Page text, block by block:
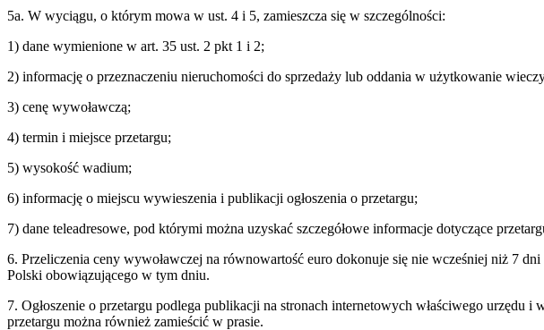
5a. W wyciągu, o którym mowa w ust. 4 i 5, zamieszcza się w szczególności:
1) dane wymienione w art. 35 ust. 2 pkt 1 i 2;
2) informację o przeznaczeniu nieruchomości do sprzedaży lub oddania w użytkowanie
3) cenę wywoławczą;
4) termin i miejsce przetargu;
5) wysokość wadium;
6) informację o miejscu wywieszenia i publikacji ogłoszenia o przetargu;
7) dane teleadresowe, pod którymi można uzyskać szczegółowe informacje dotyczące
6. Przeliczenia ceny wywoławczej na równowartość euro dokonuje się nie wcześniej niż 7
Polski obowiązującego w tym dniu.
7. Ogłoszenie o przetargu podlega publikacji na stronach internetowych właściwego
przetargu można również zamieścić w prasie.